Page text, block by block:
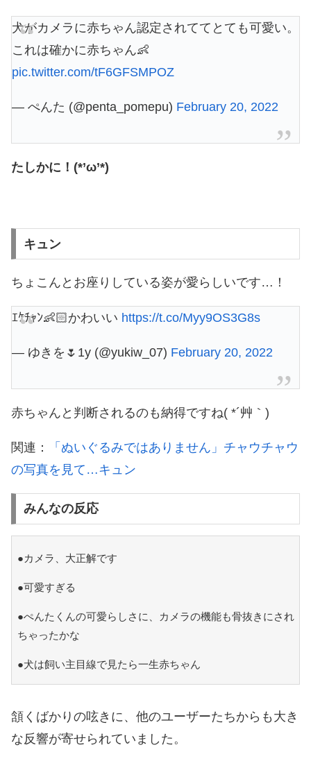
犬がカメラに赤ちゃん認定されててとても可愛い。
これは確かに赤ちゃん👶
pic.twitter.com/tF6GFSMPOZ
— ぺんた (@penta_pomepu) February 20, 2022
たしかに！(*’ω’*)
キュン
ちょこんとお座りしている姿が愛らしいです…！
ｴｹﾁｬﾝ👶🏻かわいい https://t.co/Myy9OS3G8s
— ゆきを🌷1y (@yukiw_07) February 20, 2022
赤ちゃんと判断されるのも納得ですね( *´艸｀)
関連：
「ぬいぐるみではありません」チャウチャウ
の写真を見て…キュン
みんなの反応
●カメラ、大正解です
●可愛すぎる
●ぺんたくんの可愛らしさに、カメラの機能も骨抜きにされ
ちゃったかな
●犬は飼い主目線で見たら一生赤ちゃん
頷くばかりの呟きに、他のユーザーたちからも大き
な反響が寄せられていました。